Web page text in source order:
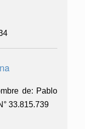
de: Pablo
33.815.739